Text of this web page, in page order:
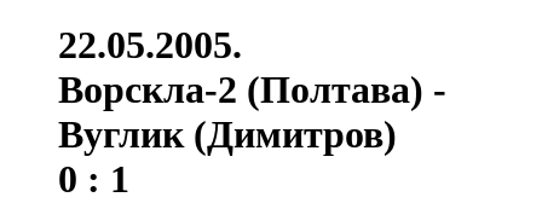
22.05.2005.
Ворскла-2 (Полтава) -
Вуглик (Димитров)
0 : 1